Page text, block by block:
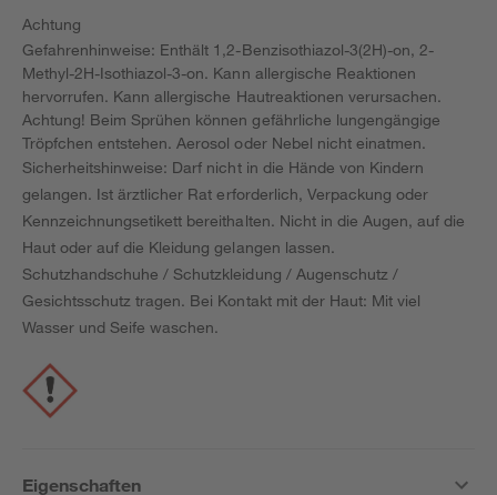
Achtung
Gefahrenhinweise: Enthält 1,2-Benzisothiazol-3(2H)-on, 2-
Methyl-2H-Isothiazol-3-on. Kann allergische Reaktionen
hervorrufen. Kann allergische Hautreaktionen verursachen.
Achtung! Beim Sprühen können gefährliche lungengängige
Tröpfchen entstehen. Aerosol oder Nebel nicht einatmen.
Sicherheitshinweise: Darf nicht in die Hände von Kindern
gelangen. Ist ärztlicher Rat erforderlich, Verpackung oder
Kennzeichnungsetikett bereithalten. Nicht in die Augen, auf die
Haut oder auf die Kleidung gelangen lassen.
Schutzhandschuhe / Schutzkleidung / Augenschutz /
Gesichtsschutz tragen. Bei Kontakt mit der Haut: Mit viel
Wasser und Seife waschen.
Eigenschaften